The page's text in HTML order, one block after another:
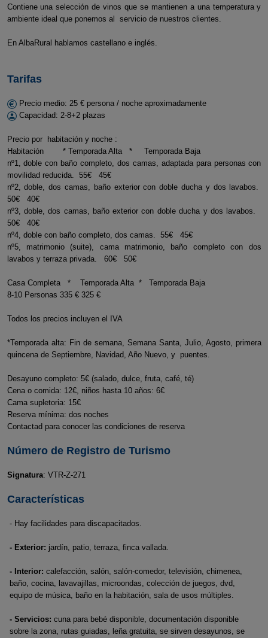
Contiene una selección de vinos que se mantienen a una temperatura y
ambiente ideal que ponemos al servicio de nuestros clientes.
En AlbaRural hablamos castellano e inglés.
Tarifas
Precio medio: 25 € persona / noche aproximadamente
Capacidad: 2-8+2 plazas
Precio por habitación y noche :
Habitación * Temporada Alta * Temporada Baja
nº1, doble con baño completo, dos camas, adaptada para personas con
movilidad reducida. 55€ 45€
nº2, doble, dos camas, baño exterior con doble ducha y dos lavabos.
50€ 40€
nº3, doble, dos camas, baño exterior con doble ducha y dos lavabos.
50€ 40€
nº4, doble con baño completo, dos camas. 55€ 45€
nº5, matrimonio (suite), cama matrimonio, baño completo con dos
lavabos y terraza privada. 60€ 50€
Casa Completa * Temporada Alta * Temporada Baja
8-10 Personas 335 € 325 €
Todos los precios incluyen el IVA
*Temporada alta: Fin de semana, Semana Santa, Julio, Agosto, primera
quincena de Septiembre, Navidad, Año Nuevo, y puentes.
Desayuno completo: 5€ (salado, dulce, fruta, café, té)
Cena o comida: 12€, niños hasta 10 años: 6€
Cama supletoria: 15€
Reserva mínima: dos noches
Contactad para conocer las condiciones de reserva
Número de Registro de Turismo
Signatura: VTR-Z-271
Características
- Hay facilidades para discapacitados.
- Exterior: jardín, patio, terraza, finca vallada.
- Interior: calefacción, salón, salón-comedor, televisión, chimenea,
baño, cocina, lavavajillas, microondas, colección de juegos, dvd,
equipo de música, baño en la habitación, sala de usos múltiples.
- Servicios: cuna para bebé disponible, documentación disponible
sobre la zona, rutas guiadas, leña gratuita, se sirven desayunos, se